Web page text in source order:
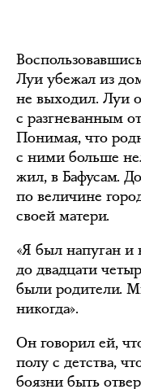
Луи убежал из
не выходил. Луи
с разгневанным
Понимая, что
с ними больше
жил, в Бафусам.
по величине
своей матери.
«Я был напуган и
до двадцати
были родители.
никогда».
Он говорил ей,
полу с детства,
боязни быть